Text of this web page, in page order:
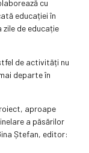
cu
educației în
de educație
de activități nu
departe în
aproape
a păsărilor
Ștefan, editor: